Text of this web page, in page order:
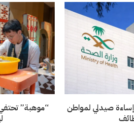
صيدلي لمواطن